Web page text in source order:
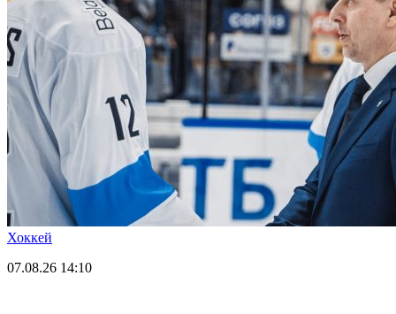
Хоккей
07.08.26 14:10